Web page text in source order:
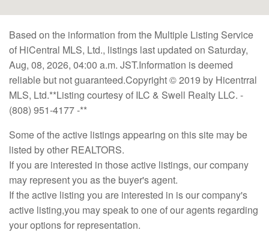
Based on the information from the Multiple Listing Service
of HiCentral MLS, Ltd., listings last updated on Saturday,
Aug, 08, 2026, 04:00 a.m. JST.Information is deemed
reliable but not guaranteed.Copyright © 2019 by Hicentrral
MLS, Ltd.**Listing courtesy of ILC & Swell Realty LLC. -
(808) 951-4177 -**
Some of the active listings appearing on this site may be
listed by other REALTORS.
If you are interested in those active listings, our company
may represent you as the buyer's agent.
If the active listing you are interested in is our company's
active listing,you may speak to one of our agents regarding
your options for representation.